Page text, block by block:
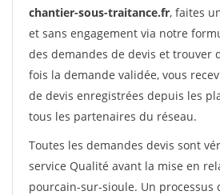
chantier-sous-traitance.fr, faites
et sans engagement via notre
des demandes de devis et trouver
fois la demande validée, vous
de devis enregistrées depuis les
tous les partenaires du réseau.
Toutes les demandes devis sont
service Qualité avant la mise en
pourcain-sur-sioule. Un processus